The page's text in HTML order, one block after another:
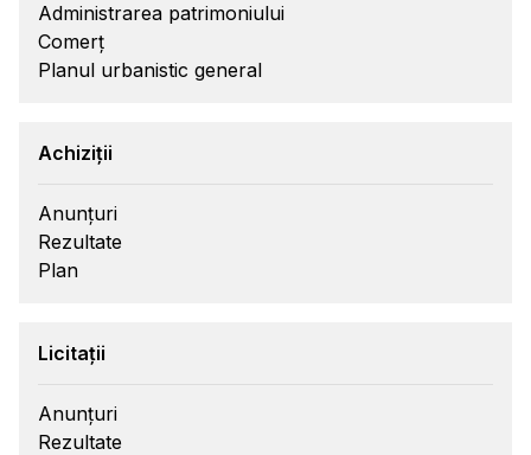
Administrarea patrimoniului
Comerț
Planul urbanistic general
Achiziții
Anunțuri
Rezultate
Plan
Licitații
Anunțuri
Rezultate